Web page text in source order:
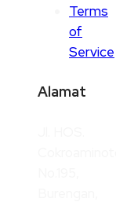
Terms
of
Service
Alamat